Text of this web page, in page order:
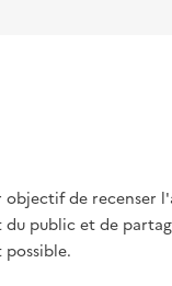
objectif de recenser
du public et de